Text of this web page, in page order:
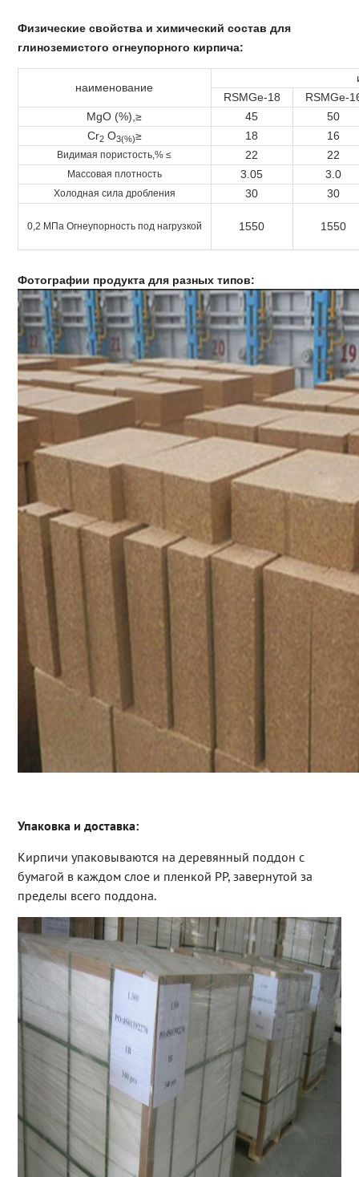
Физические свойства и химический состав для
глиноземистого огнеупорного кирпича:
наименование
RSMGe-18
RSMGe-
MgO (%),≥
45
50
Cr2O3(%)≥ 18 16
Видимая пористость,% ≤ 22 22
Массовая плотность 3.05 3.0
Холодная сила дробления 30 30
0,2 МПа Огнеупорность под нагрузкой 1550 1550
Фотографии продукта для разных типов:
Упаковка и доставка:
Кирпичи упаковываются на деревянный поддон с
бумагой в каждом слое и пленкой PP, завернутой за
пределы всего поддона.